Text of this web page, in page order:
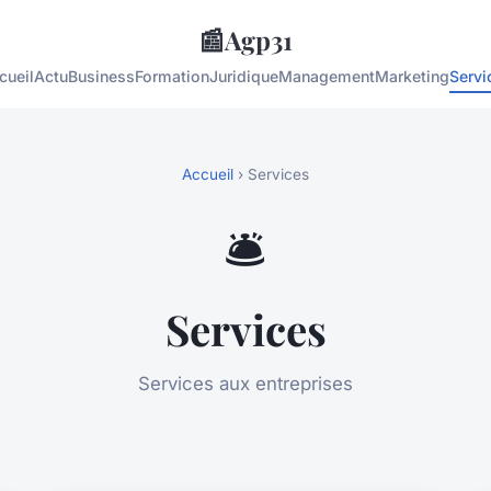
📰Agp31
ActuBusinessFormationJuridiqueManagementMarketing
Accueil › Services
🛎️
Services
Services aux entreprises